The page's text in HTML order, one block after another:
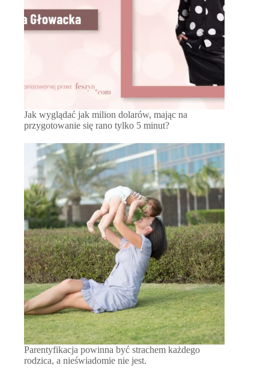
Jak wyglądać jak milion dolarów, mając na
przygotowanie się rano tylko 5 minut?
Parentyfikacja powinna być strachem każdego
rodzica, a nieświadomie nie jest.